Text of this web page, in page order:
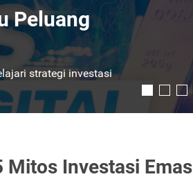
Praktis
perbanyak beli
Mitos Investasi Emas